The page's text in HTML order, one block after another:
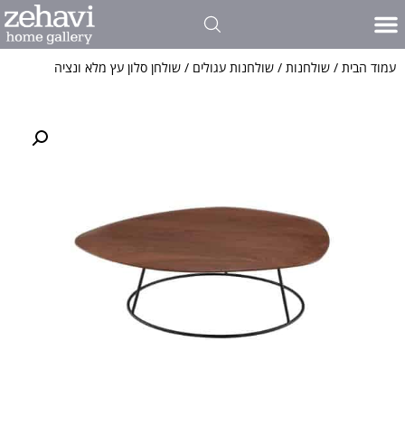
עמוד הבית / שולחנות / שולחנות עגולים / שולחן סלון עץ מלא ונציה